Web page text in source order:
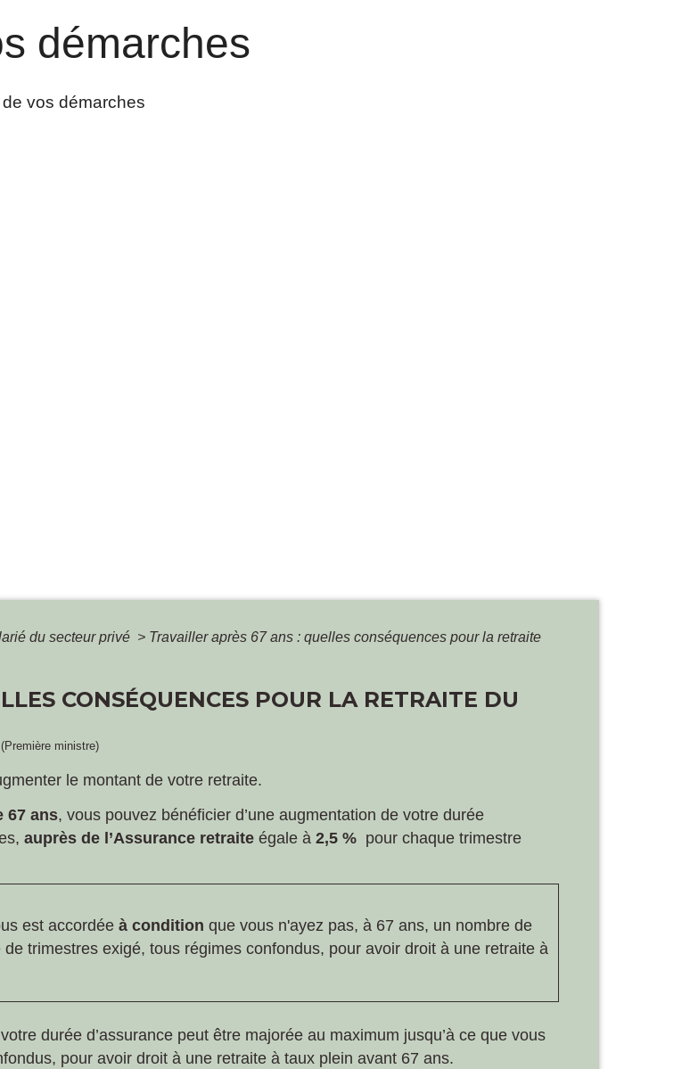
démarches
vos démarches
du secteur privé > Travailler après 67 ans : quelles conséquences pour la retraite
CONSÉQUENCES POUR LA RETRAITE DU
ministre)
le montant de votre retraite.
67 ans, vous pouvez bénéficier d’une augmentation de votre durée
auprès de l’Assurance retraite égale à 2,5 % pour chaque trimestre
est accordée à condition que vous n'ayez pas, à 67 ans, un nombre de
trimestres exigé, tous régimes confondus, pour avoir droit à une retraite à
votre durée d’assurance peut être majorée au maximum jusqu’à ce que vous
pour avoir droit à une retraite à taux plein avant 67 ans.